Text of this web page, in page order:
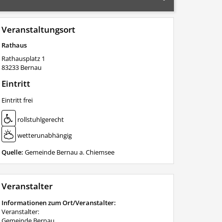
Veranstaltungsort
Rathaus
Rathausplatz 1
83233 Bernau
Eintritt
Eintritt frei
rollstuhlgerecht
wetterunabhängig
Quelle: Gemeinde Bernau a. Chiemsee
Veranstalter
Informationen zum Ort/Veranstalter:
Veranstalter: